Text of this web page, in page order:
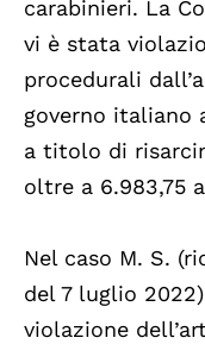
carabinieri. La
vi è stata
procedurali
governo italiano
a titolo di
oltre a 6.983,75
Nel caso M. S.
del 7 luglio
violazione